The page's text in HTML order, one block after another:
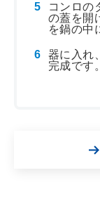
コンロの
の蓋を開
を鍋の中
器に入れ
完成です。